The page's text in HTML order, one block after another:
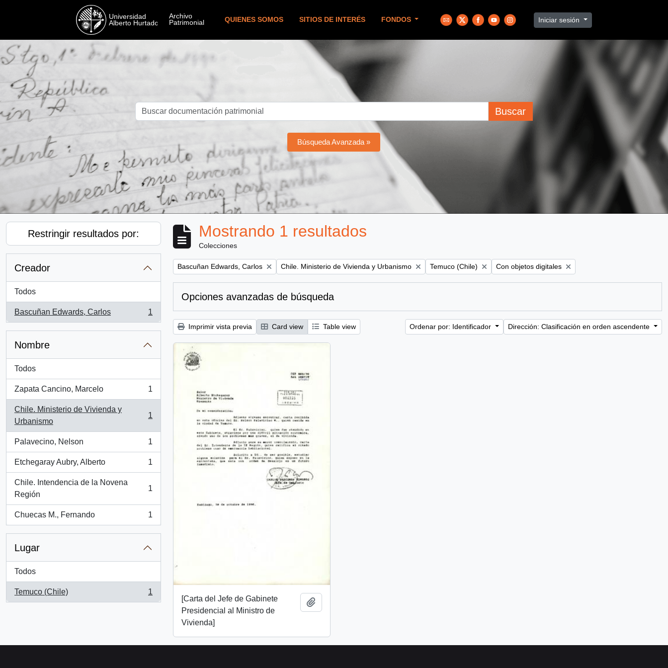
QUIENES SOMOS SITIOS DE INTERÉS FONDOS Iniciar sesión
Buscar
Búsqueda Avanzada »
Restringir resultados por:
Creador
Todos
Bascuñan Edwards, Carlos
, 1 resultados
1
Nombre
Todos
Zapata Cancino, Marcelo
, 1 resultados
1
Chile. Ministerio de Vivienda y
Urbanismo
, 1 resultados
1
Palavecino, Nelson
, 1 resultados
1
Etchegaray Aubry, Alberto
, 1 resultados
1
Chile. Intendencia de la Novena
Región
, 1 resultados
1
Chuecas M., Fernando
, 1 resultados
1
Lugar
Todos
Temuco (Chile)
, 1 resultados
1
Mostrando 1 resultados
Colecciones
Remove filter:
Bascuñan Edwards, Carlos Remove filter:
Chile. Ministerio de Vivienda y Urbanismo Remove filter:
Temuco (Chile) Remove filter:
Con objetos digitales
Opciones avanzadas de búsqueda
Imprimir vista previa Card view Table view Ordenar por: Identificador Dirección: Clasificación en orden ascendente
[Carta del Jefe de Gabinete
Presidencial al Ministro de
Vivienda]